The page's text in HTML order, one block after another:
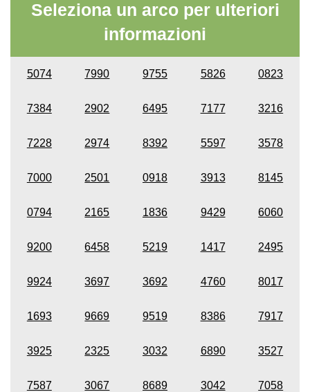
Seleziona un arco per ulteriori
informazioni
5074 7990 9755 5826 0823
7384 2902 6495 7177 3216
7228 2974 8392 5597 3578
7000 2501 0918 3913 8145
0794 2165 1836 9429 6060
9200 6458 5219 1417 2495
9924 3697 3692 4760 8017
1693 9669 9519 8386 7917
3925 2325 3032 6890 3527
7587 3067 8689 3042 7058